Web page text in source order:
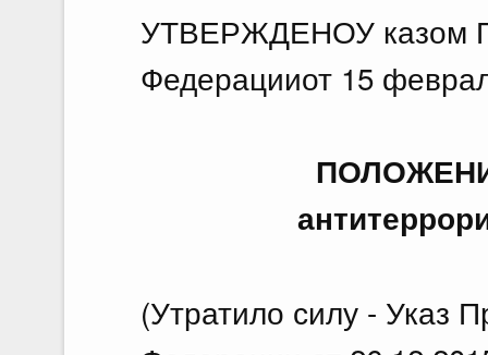
УТВЕРЖДЕНОУ казом
Федерацииот 15
(Утратило силу - Указ